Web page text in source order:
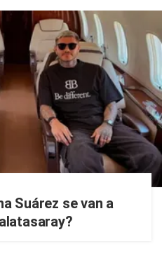
Suárez se van a